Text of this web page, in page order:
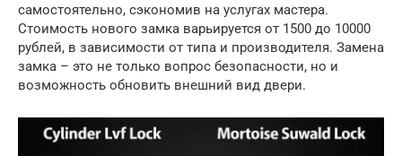
самостоятельно, сэкономив на услугах мастера.
Стоимость нового замка варьируется от 1500 до 10000
рублей, в зависимости от типа и производителя. Замена
замка – это не только вопрос безопасности, но и
возможность обновить внешний вид двери.